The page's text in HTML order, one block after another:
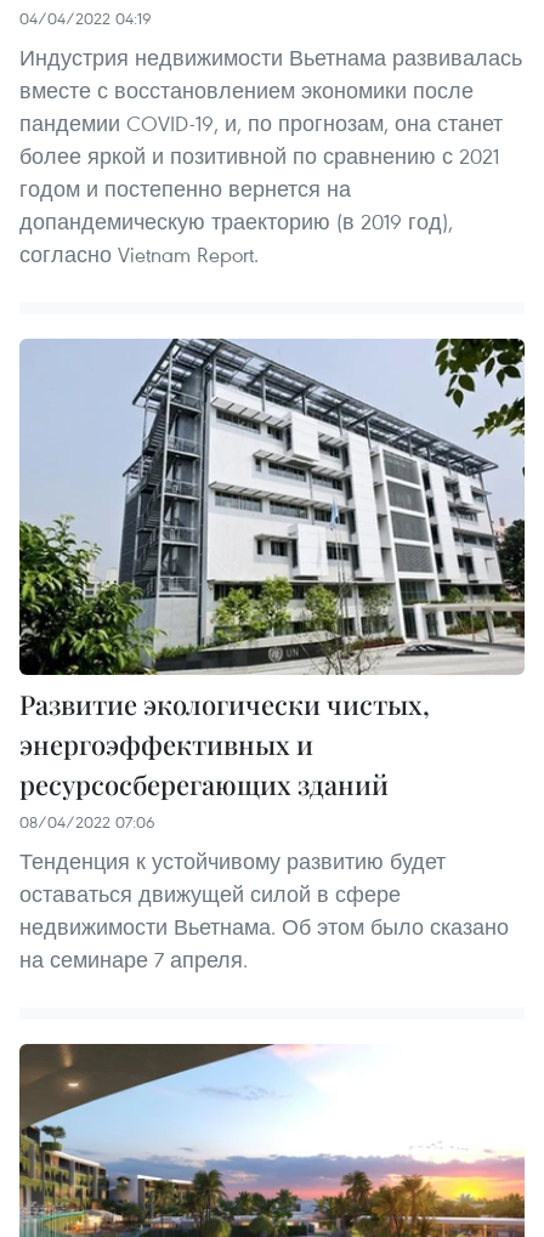
04/04/2022 04:19
Индустрия недвижимости Вьетнама развивалась
вместе с восстановлением экономики после
пандемии COVID-19, и, по прогнозам, она станет
более яркой и позитивной по сравнению с 2021
годом и постепенно вернется на
допандемическую траекторию (в 2019 год),
согласно Vietnam Report.
Развитие экологически чистых,
энергоэффективных и
ресурсосберегающих зданий
08/04/2022 07:06
Тенденция к устойчивому развитию будет
оставаться движущей силой в сфере
недвижимости Вьетнама. Об этом было сказано
на семинаре 7 апреля.